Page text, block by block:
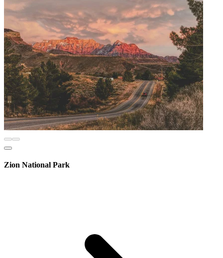
Zion National Park